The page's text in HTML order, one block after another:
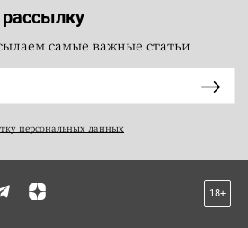
самые важные статьи
персональных данных
18+